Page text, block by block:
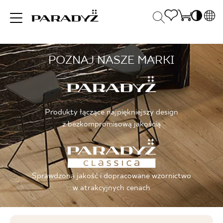
EN
SK
DE
UK
RU
INSPIRACJE
PRODUKTY
KOLEKCJE
DLA BIZNESU
Produkty łączące najpiękniejszy design
z bezkompromisową jakością
POZNAJ NASZE MARKI
Sprawdzona jakość i dopracowane wzornictwo
w atrakcyjnych cenach